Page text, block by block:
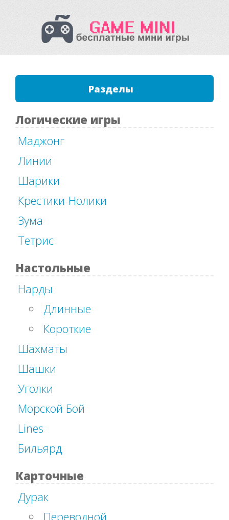
Разделы
Логические игры
Маджонг
Линии
Шарики
Крестики-Нолики
Зума
Тетрис
Настольные
Нарды
Длинные
Короткие
Шахматы
Шашки
Уголки
Морской Бой
Lines
Бильярд
Карточные
Дурак
Переводной